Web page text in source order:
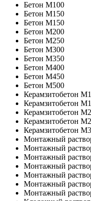
Бетон M100
Бетон M150
Бетон M150
Бетон M200
Бетон M250
Бетон M300
Бетон M350
Бетон M400
Бетон M450
Бетон M500
Керамзитобетон
Керамзитобетон
Керамзитобетон
Керамзитобетон
Керамзитобетон
Монтажный
Монтажный
Монтажный
Монтажный
Монтажный
Монтажный
Монтажный